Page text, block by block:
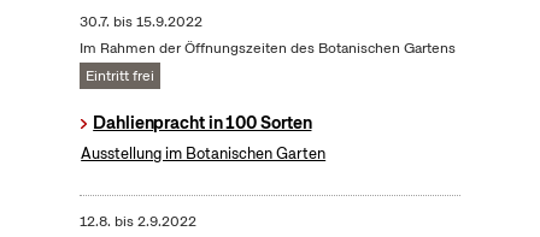
30.7. bis15.9.2022
Im Rahmen der Öffnungszeiten des Botanischen Gartens
Eintritt frei
Dahlienpracht in 100 Sorten
Ausstellung im Botanischen Garten
12.8. bis2.9.2022